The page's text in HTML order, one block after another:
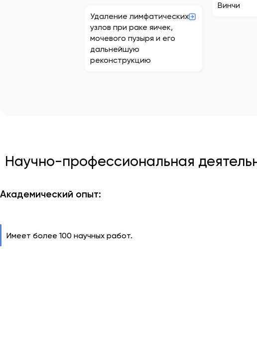
Удаление лимфатических
узлов при раке яичек,
мочевого пузыря и его
дальнейшую
реконструкцию
Винчи
Научно-профессиональная
Академический опыт:
Имеет более 100 научных работ.